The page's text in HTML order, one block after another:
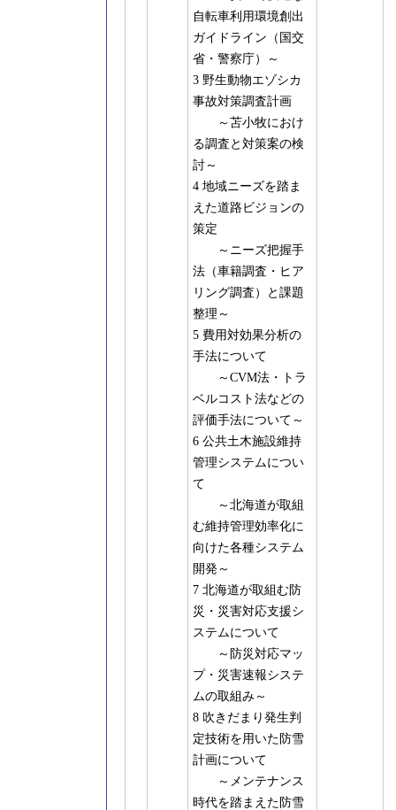
自転車利用環境創出
ガイドライン（国交
省・警察庁）～
3 野生動物エゾシカ
事故対策調査計画
～苫小牧におけ
る調査と対策案の検
討～
4 地域ニーズを踏ま
えた道路ビジョンの
策定
～ニーズ把握手
法（車籍調査・ヒア
リング調査）と課題
整理～
5 費用対効果分析の
手法について
～CVM法・トラ
ベルコスト法などの
評価手法について～
6 公共土木施設維持
管理システムについ
て
～北海道が取組
む維持管理効率化に
向けた各種システム
開発～
7 北海道が取組む防
災・災害対応支援シ
ステムについて
～防災対応マッ
プ・災害速報システ
ムの取組み～
8 吹きだまり発生判
定技術を用いた防雪
計画について
～メンテナンス
時代を踏まえた防雪